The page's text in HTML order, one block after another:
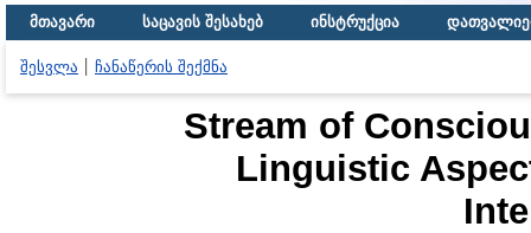
მთავარი საცავის შესახებ ინსტრუქცია
შესვლა ჩანაწერის შექმნა
Stream of
Linguistic